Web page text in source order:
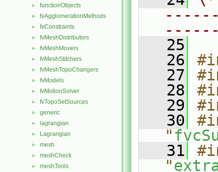
► functionObjects
► fvAgglomerationMethods
► fvConstraints
► fvMeshDistributors
► fvMeshMovers
► fvMeshStitchers
► fvMeshTopoChangers
► fvModels
► fvMotionSolver
► fvTopoSetSources
► generic
► lagrangian
► Lagrangian
► mesh
► meshCheck
► meshTools
   25
   26
   27
   28
   29
   30
"
   31
"